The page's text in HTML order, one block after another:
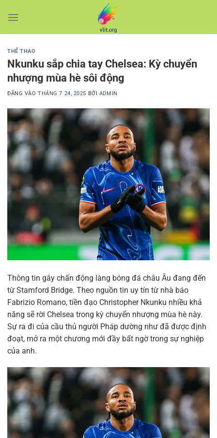
qua
THỂ THAO
Nkunku sắp chia tay Chelsea: Kỳ chuyển
nhượng mùa hè sôi động
ĐĂNG VÀOTHÁNG 7 24, 2025 BỞI ADMIN
Thông tin gây chấn động làng bóng đá châu Âu đang đến
từ Stamford Bridge. Theo nguồn tin uy tín từ nhà báo
Fabrizio Romano, tiền đạo Christopher Nkunku nhiều khả
năng sẽ rời Chelsea trong kỳ chuyển nhượng mùa hè này.
Sự ra đi của cầu thủ người Pháp dường như đã được định
đoạt, mở ra một chương mới đầy bất ngờ trong sự nghiệp
của anh.